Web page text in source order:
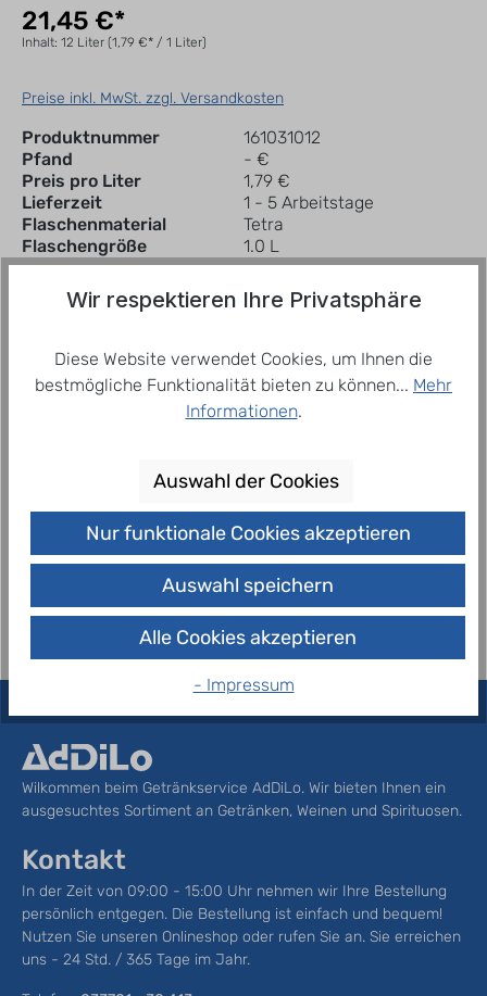
21,45 €*
Inhalt: 12 Liter (1,79 €* / 1 Liter)
Preise inkl. MwSt. zzgl. Versandkosten
Produktnummer
161031012
Pfand
- €
Preis pro Liter
1,79 €
Lieferzeit
1 - 5 Arbeitstage
Flaschenmaterial
Tetra
Flaschengröße
1.0 L
Zum Merkzettel hinzufügen
Österreichs beliebteste H-Milch – jetzt auch
laktosefrei. Damit auch unsere Kunden mit einer
Laktoseintoleranz nicht auf un…Mehr
Wilkommen beim Getränkservice AdDiLo. Wir bieten Ihnen ein
ausgesuchtes Sortiment an Getränken, Weinen und Spirituosen.
Kontakt
In der Zeit von 09:00 - 15:00 Uhr nehmen wir Ihre Bestellung
persönlich entgegen. Die Bestellung ist einfach und bequem!
Nutzen Sie unseren Onlineshop oder rufen Sie an. Sie erreichen
uns - 24 Std. / 365 Tage im Jahr.
Wir respektieren Ihre Privatsphäre
Diese Website verwendet Cookies, um Ihnen die
bestmögliche Funktionalität bieten zu können... Mehr
Informationen.
Auswahl der Cookies
Nur funktionale Cookies akzeptieren
Auswahl speichern
Alle Cookies akzeptieren
- Impressum